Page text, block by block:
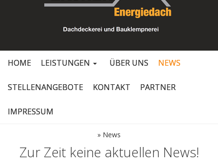
HOME LEISTUNGEN ÜBER UNS NEWS
STELLENANGEBOTE KONTAKT PARTNER
IMPRESSUM
» News
Zur Zeit keine aktuellen News!